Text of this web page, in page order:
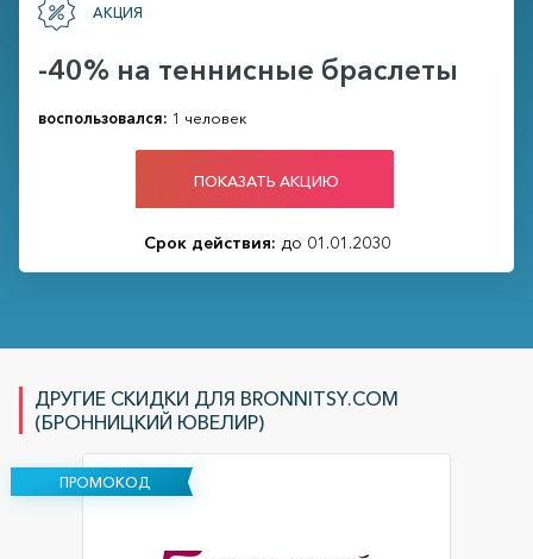
АКЦИЯ
-40% на теннисные браслеты
воспользовался: 1 человек
ПОКАЗАТЬ АКЦИЮ
Срок действия: до 01.01.2030
ДРУГИЕ СКИДКИ ДЛЯ BRONNITSY.COM
(БРОННИЦКИЙ ЮВЕЛИР)
ПРОМОКОД